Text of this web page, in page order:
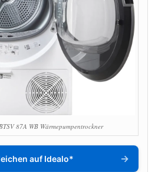
87A WB Wärmepumpentrockner
auf Idealo* →